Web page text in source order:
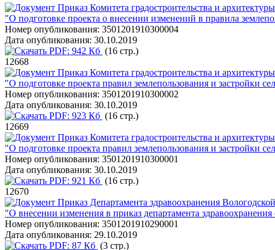
Приказ Комитета градостроительства и
"О подготовке проекта о внесении изменений в правила
Номер опубликования: 3501201910300004
Дата опубликования: 30.10.2019
PDF: 942 Кб (16 стр.)
12668
Приказ Комитета градостроительства и
"О подготовке проекта правил землепользования и застройки
Номер опубликования: 3501201910300002
Дата опубликования: 30.10.2019
PDF: 923 Кб (16 стр.)
12669
Приказ Комитета градостроительства и
"О подготовке проекта правил землепользования и застройки
Номер опубликования: 3501201910300001
Дата опубликования: 30.10.2019
PDF: 921 Кб (16 стр.)
12670
Приказ Департамента здравоохранения
"О внесении изменения в приказ департамента
Номер опубликования: 3501201910290001
Дата опубликования: 29.10.2019
PDF: 87 Кб (3 стр.)